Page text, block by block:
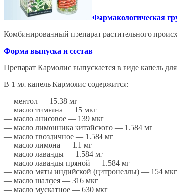
Фармакологическая
Комбинированный препарат растительного
Форма выпуска и состав
Препарат Кармолис выпускается в виде капель
В 1 мл капель Кармолис содержится:
— ментол — 15.38 мг
— масло тимьяна — 15 мкг
— масло анисовое — 139 мкг
— масло лимонника китайского — 1.584 мг
— масло гвоздичное — 1.584 мг
— масло лимона — 1.1 мг
— масло лаванды — 1.584 мг
— масло лаванды пряной — 1.584 мг
— масло мяты индийской (цитронеллы) — 154 мкг
— масло шалфея — 316 мкг
— масло мускатное — 630 мкг